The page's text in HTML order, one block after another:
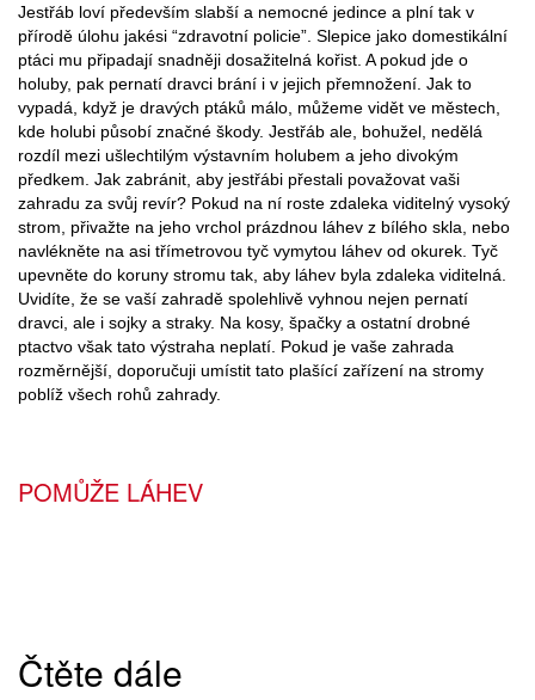
Jestřáb loví především slabší a nemocné jedince a plní tak v
přírodě úlohu jakési “zdravotní policie”. Slepice jako domestikální
ptáci mu připadají snadněji dosažitelná kořist. A pokud jde o
holuby, pak pernatí dravci brání i v jejich přemnožení. Jak to
vypadá, když je dravých ptáků málo, můžeme vidět ve městech,
kde holubi působí značné škody. Jestřáb ale, bohužel, nedělá
rozdíl mezi ušlechtilým výstavním holubem a jeho divokým
předkem. Jak zabránit, aby jestřábi přestali považovat vaši
zahradu za svůj revír? Pokud na ní roste zdaleka viditelný vysoký
strom, přivažte na jeho vrchol prázdnou láhev z bílého skla, nebo
navlékněte na asi třímetrovou tyč vymytou láhev od okurek. Tyč
upevněte do koruny stromu tak, aby láhev byla zdaleka viditelná.
Uvidíte, že se vaší zahradě spolehlivě vyhnou nejen pernatí
dravci, ale i sojky a straky. Na kosy, špačky a ostatní drobné
ptactvo však tato výstraha neplatí. Pokud je vaše zahrada
rozměrnější, doporučuji umístit tato plašící zařízení na stromy
poblíž všech rohů zahrady.
POMŮŽE LÁHEV
Čtěte dále